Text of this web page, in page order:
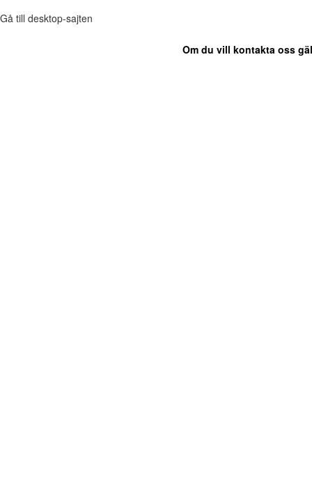
Gå till desktop-sajten
Om du vill kontakta oss